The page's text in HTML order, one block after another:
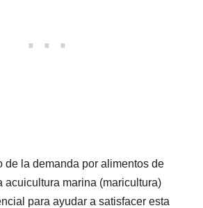
de la demanda por alimentos de
acuicultura marina (maricultura)
para ayudar a satisfacer esta